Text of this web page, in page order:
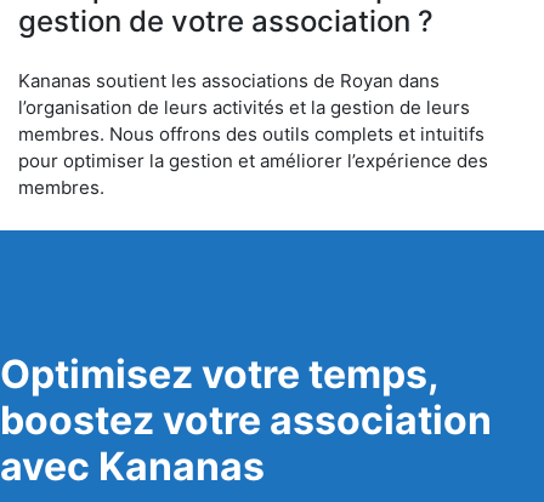
gestion de votre association ?
Kananas soutient les associations de Royan dans
l’organisation de leurs activités et la gestion de leurs
membres. Nous offrons des outils complets et intuitifs
pour optimiser la gestion et améliorer l’expérience des
membres.
Optimisez votre temps,
boostez votre association
avec Kananas